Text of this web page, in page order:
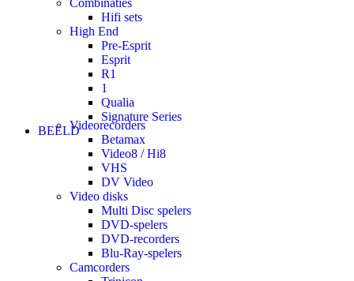
Combinaties
Hifi sets
High End
Pre-Esprit
Esprit
R1
1
Qualia
Signature Series
BEELDVideorecorders
Betamax
Video8 / Hi8
VHS
DV Video
Video disks
Multi Disc spelers
DVD-spelers
DVD-recorders
Blu-Ray-spelers
Camcorders